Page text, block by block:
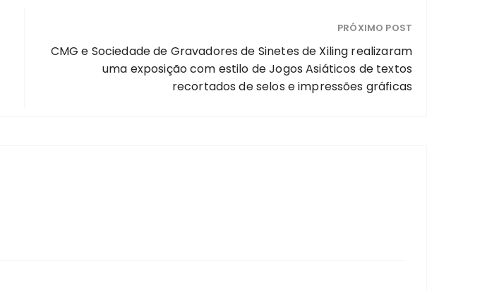
PRÓXIMO POST
CMG e Sociedade de Gravadores de Sinetes de Xiling realizaram
uma exposição com estilo de Jogos Asiáticos de textos
recortados de selos e impressões gráficas